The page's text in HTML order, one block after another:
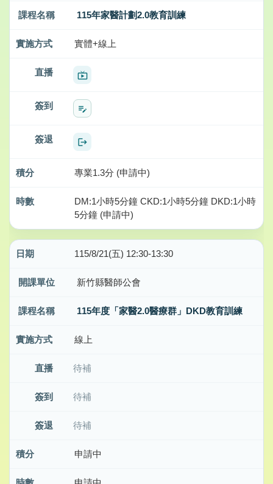
115年家醫計劃2.0教育訓練
實體+線上
live_tv
edit_note
logout
專業1.3分 (申請中)
DM:1小時5分鐘 CKD:1小時5分鐘 DKD:1小時
5分鐘 (申請中)
115/8/21(五) 12:30-13:30
新竹縣醫師公會
115年度「家醫2.0醫療群」DKD教育訓練
線上
待補
待補
待補
申請中